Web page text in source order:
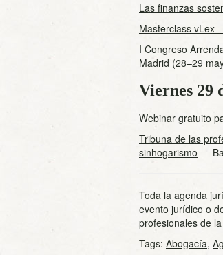
Las finanzas
Masterclass vLex
I Congreso
Madrid (28–29
Viernes 29
Webinar gratuito
Tribuna de las
sinhogarismo —
Toda la agenda
evento jurídico o
profesionales de
Tags: Abogacía,